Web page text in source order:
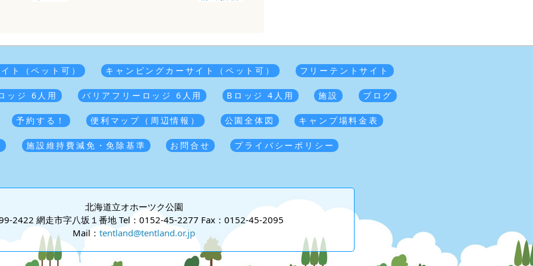
ト（ペット可） キャンピングカーサイト（ペット可） フリーテントサイト
ッジ 6人用 バリアフリーロッジ 6人用 Bロッジ 4人用 施設 ブログ
予約する！ 便利マップ（周辺情報） 公園全体図 キャンプ場料金表
施設維持費減免・免除基準 お問合せ プライバシーポリシー
北海道立オホーツク公園
2422 網走市字八坂１番地 Tel：0152-45-2277 Fax：0152-45-2095
Mail： tentland@tentland.or.jp